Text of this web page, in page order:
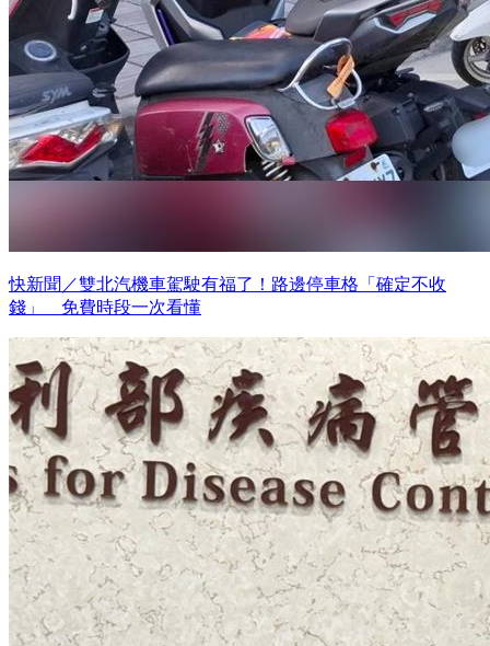
快新聞／雙北汽機車駕駛有福了！路邊停車格「確定不收
錢」 免費時段一次看懂